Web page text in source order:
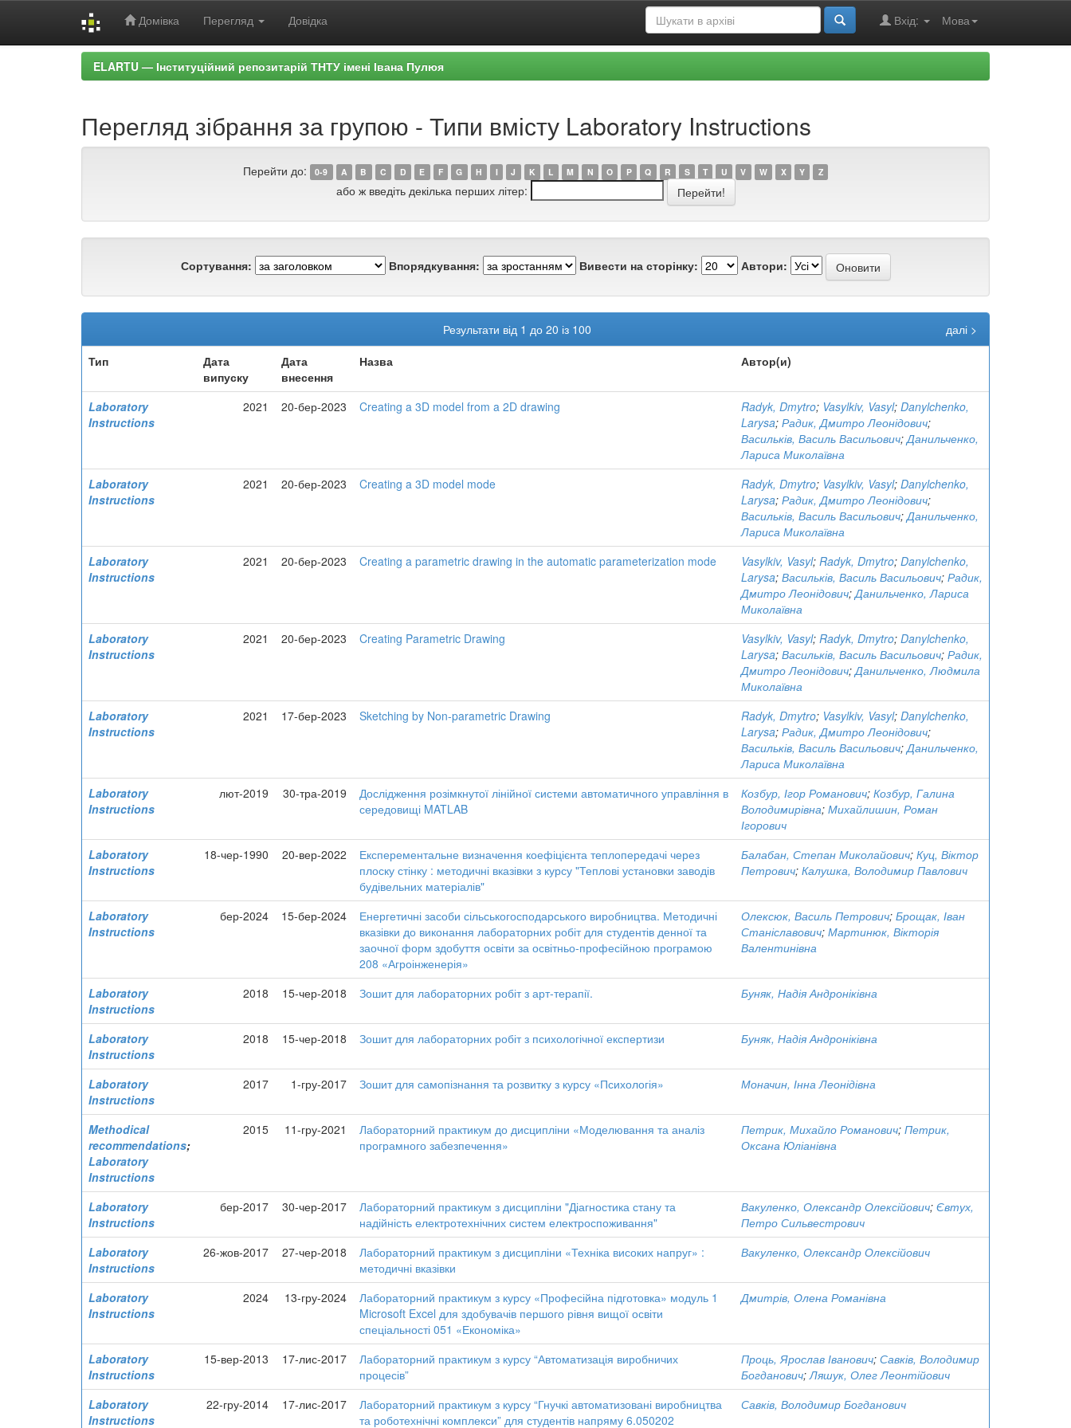
Домівка Перегляд Довідка Мова
Вхід:
ELARTU — Інституційний репозитарій ТНТУ імені Івана Пулюя
Перегляд зібрання за групою - Типи вмісту Laboratory Instructions
Перейти до: 0-9 A B C D E F G H I J K L M N O P Q R S T U V W X Y Z
або ж введіть декілька перших літер:
Сортування: Впорядкування: Вивести на сторінку: Автори:
Результати від 1 до 20 із 100
далі >
Тип
Дата
випуску
Дата
внесення
Назва Автор(и)
Laboratory
Instructions
2021 20-бер-2023 Creating a 3D model from a 2D drawing Radyk, Dmytro; Vasylkiv, Vasyl; Danylchenko,
Larysa; Радик, Дмитро Леонідович;
Васильків, Василь Васильович;Данильченко,
Лариса Миколаївна
Laboratory
Instructions
2021 20-бер-2023 Creating a 3D model mode Radyk, Dmytro; Vasylkiv, Vasyl; Danylchenko,
Larysa; Радик, Дмитро Леонідович;
Васильків, Василь Васильович;Данильченко,
Лариса Миколаївна
Laboratory
Instructions
2021 20-бер-2023 Creating a parametric drawing in the automatic parameterization mode Vasylkiv, Vasyl; Radyk, Dmytro; Danylchenko,
Larysa; Васильків, Василь Васильович; Радик,
Дмитро Леонідович;Данильченко, Лариса
Миколаївна
Laboratory
Instructions
2021 20-бер-2023 Creating Parametric Drawing Vasylkiv, Vasyl; Radyk, Dmytro; Danylchenko,
Larysa; Васильків, Василь Васильович; Радик,
Дмитро Леонідович;Данильченко, Людмила
Миколаївна
Laboratory
Instructions
2021 17-бер-2023 Sketching by Non-parametric Drawing Radyk, Dmytro; Vasylkiv, Vasyl; Danylchenko,
Larysa; Радик, Дмитро Леонідович;
Васильків, Василь Васильович;Данильченко,
Лариса Миколаївна
Laboratory
Instructions
лют-2019 30-тра-2019
Дослідження розімкнутої лінійної системи автоматичного управління в
середовищі MATLAB
Козбур, Ігор Романович; Козбур, Галина
Володимирівна; Михайлишин, Роман
Ігорович
Laboratory
Instructions
18-чер-1990 20-вер-2022
Експерементальне визначення коефіцієнта теплопередачі через
плоску стінку : методичні вказівки з курсу "Теплові установки заводів
будівельних матеріалів"
Балабан, Степан Миколайович; Куц, Віктор
Петрович; Калушка, Володимир Павлович
Laboratory
Instructions
бер-2024 15-бер-2024
Енергетичні засоби сільськогосподарського виробництва. Методичні
вказівки до виконання лабораторних робіт для студентів денної та
заочної форм здобуття освіти за освітньо-професійною програмою
208 «Агроінженерія»
Олексюк, Василь Петрович; Брощак, Іван
Станіславович; Мартинюк, Вікторія
Валентинівна
Laboratory
Instructions
2018 15-чер-2018 Зошит для лабораторних робіт з арт-терапії. Буняк, Надія Андроніківна
Laboratory
Instructions
2018 15-чер-2018 Зошит для лабораторних робіт з психологічної експертизи Буняк, Надія Андроніківна
Laboratory
Instructions
2017 1-гру-2017 Зошит для самопізнання та розвитку з курсу «Психологія» Моначин, Інна Леонідівна
Methodical
recommendations;
Laboratory
Instructions
2015 11-гру-2021
Лабораторний практикум до дисципліни «Моделювання та аналіз
програмного забезпечення»
Петрик, Михайло Романович; Петрик,
Оксана Юліанівна
Laboratory
Instructions
бер-2017 30-чер-2017
Лабораторний практикум з дисципліни "Діагностика стану та
надійність електротехнічних систем електроспоживання"
Вакуленко, Олександр Олексійович; Євтух,
Петро Сильвестрович
Laboratory
Instructions
26-жов-2017 27-чер-2018
Лабораторний практикум з дисципліни «Техніка високих напруг» :
методичні вказівки
Вакуленко, Олександр Олексійович
Laboratory
Instructions
2024 13-гру-2024
Лабораторний практикум з курсу «Професійна підготовка» модуль 1
Microsoft Excel для здобувачів першого рівня вищої освіти
спеціальності 051 «Економіка»
Дмитрів, Олена Романівна
Laboratory
Instructions
15-вер-2013 17-лис-2017
Лабораторний практикум з курсу “Автоматизація виробничих
процесів”
Проць, Ярослав Іванович; Савків, Володимир
Богданович;Ляшук, Олег Леонтійович
Laboratory
Instructions
22-гру-2014 17-лис-2017
Лабораторний практикум з курсу “Гнучкі автоматизовані виробництва
та роботехнічні комплекси” для студентів напряму 6.050202
Савків, Володимир Богданович